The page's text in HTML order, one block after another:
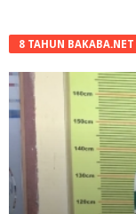
8 TAHUN BAKABA.NET